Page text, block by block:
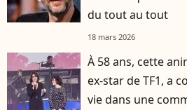
du tout au tout
18 mars 2026
À 58 ans, cette
ex-star de TF1, a
vie dans une